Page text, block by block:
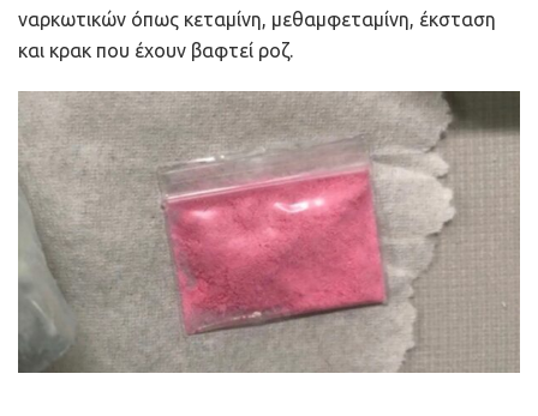
ναρκωτικών όπως κεταμίνη, μεθαμφεταμίνη, έκσταση
και κρακ που έχουν βαφτεί ροζ.